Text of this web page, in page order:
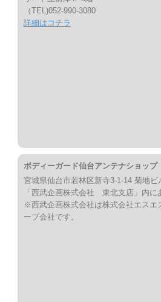
（TEL)052-990-3080
詳細はコチラ
ボディーガード仙台アンテナショップ
宮城県仙台市若林区新寺3-1-14 菊地ビ
「西武企画株式会社 東北支店」内に
※西武企画株式会社は株式会社エスエ
ープ会社です。